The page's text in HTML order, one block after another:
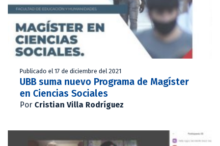
Publicado el 17 de diciembre del 2021
UBB suma nuevo Programa de Magíster
en Ciencias Sociales
Por Cristian Villa Rodríguez